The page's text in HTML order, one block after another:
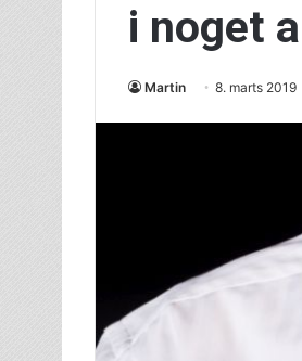
i noget
Martin 8. marts 2019